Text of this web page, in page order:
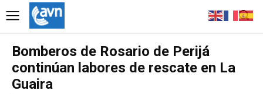
Bomberos de Rosario de Perijá
continúan labores de rescate en La
Guaira